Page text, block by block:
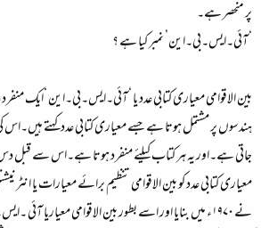
پر منحصر ہے۔
‘آئی۔ایس۔بی۔این’ نمبر کیا ہے ؟
بین الاقوامی معیاری کتابی عدد یا ‘آئی۔ایس۔بی۔این ‘ایک
ہندسوں پر مشتمل ہوتا ہے جسے معیاری کتابی عددکہتے ہیں۔اس
جاتی ہے۔اور یہ ہر کتاب کیلئے منفرد ہوتا ہے۔اس سے قبل
معیاری کتابی عدد کو بین الاقوامی تنظیم برائے معیارات یا انٹر